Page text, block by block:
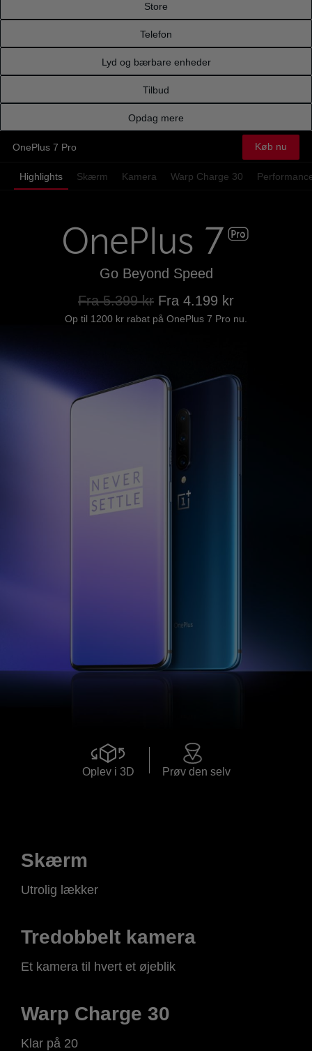
Store
Telefon
Lyd og bærbare enheder
Tilbud
Opdag mere
OnePlus 7 Pro Køb nu
Highlights Skærm Kamera Warp Charge 30
Go Beyond Speed
Fra 5.399 kr Fra 4.199 kr
Op til 1200 kr rabat på OnePlus 7 Pro nu.
Oplev i 3D Prøv den selv
Skærm
Utrolig lækker
Tredobbelt kamera
Et kamera til hvert et øjeblik
Warp Charge 30
Klar på 20